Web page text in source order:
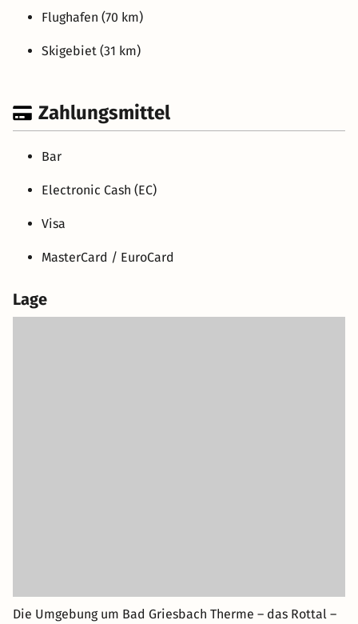
Flughafen (70 km)
Skigebiet (31 km)
Zahlungsmittel
Bar
Electronic Cash (EC)
Visa
MasterCard / EuroCard
Lage
Die Umgebung um Bad Griesbach Therme – das Rottal –